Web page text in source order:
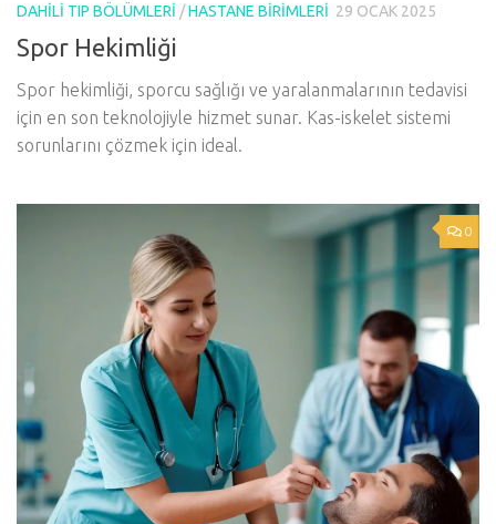
DAHILI TIP BÖLÜMLERI /HASTANE BIRIMLERI 29 OCAK 2025
Spor Hekimliği
Spor hekimliği, sporcu sağlığı ve yaralanmalarının tedavisi
için en son teknolojiyle hizmet sunar. Kas-iskelet sistemi
sorunlarını çözmek için ideal.
0